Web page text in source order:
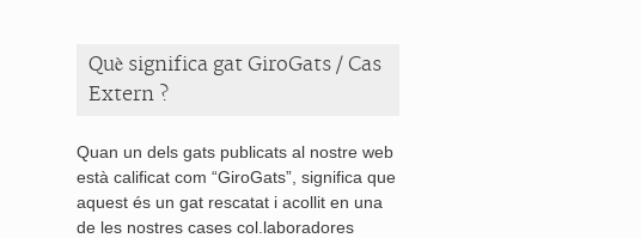
Què significa gat GiroGats / Cas
Extern ?
Quan un dels gats publicats al nostre web
està calificat com “GiroGats”, significa que
aquest és un gat rescatat i acollit en una
de les nostres cases col.laboradores